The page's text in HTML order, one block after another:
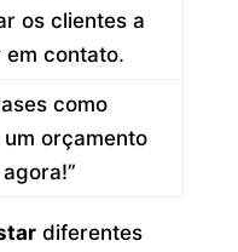
os clientes a
em contato.
como
um orçamento
diferentes